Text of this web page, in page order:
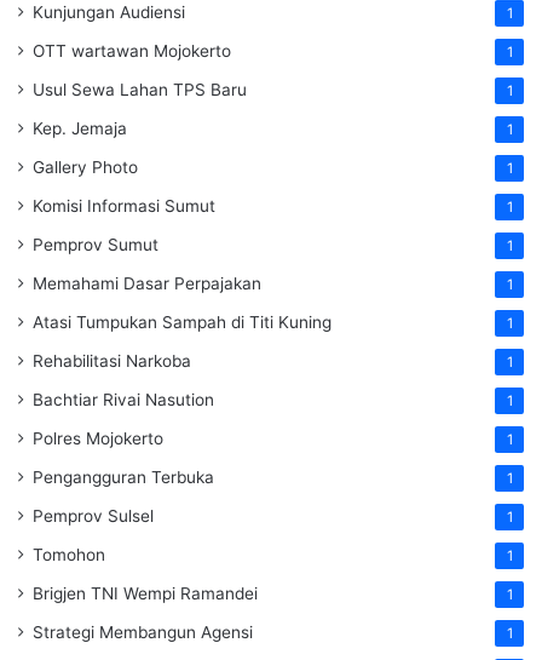
Kunjungan Audiensi 1
OTT wartawan Mojokerto 1
Usul Sewa Lahan TPS Baru 1
Kep. Jemaja 1
Gallery Photo 1
Komisi Informasi Sumut 1
Pemprov Sumut 1
Memahami Dasar Perpajakan 1
Atasi Tumpukan Sampah di Titi Kuning 1
Rehabilitasi Narkoba 1
Bachtiar Rivai Nasution 1
Polres Mojokerto 1
Pengangguran Terbuka 1
Pemprov Sulsel 1
Tomohon 1
Brigjen TNI Wempi Ramandei 1
Strategi Membangun Agensi 1